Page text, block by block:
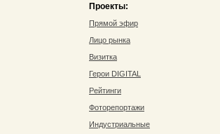
Проекты:
Прямой эфир
Лицо рынка
Визитка
Герои DIGITAL
Рейтинги
Фоторепортажи
Индустриальные